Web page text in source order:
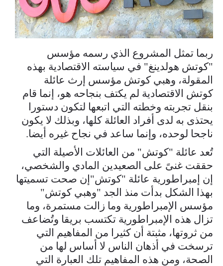
ربما تمثل المشروع الذي رسمه مؤسس
"كوتش هولدينغ" في سياسته الاقتصادية بهذه
المقولة، وهبي كوتش مؤسس إرث عائلة
كوتش الاقتصادية لم يكتف بنجاحه هو، إنما قام
بنقل تجربته وخطته التي اتبعها لتكون دستورا
يحتذى به لدى أفراد العائلة كلها، وبذلك لا يكون
ناجحا لوحده، وإنما ساعد في نجاح غيره أيضا.
تُعد عائلة "كوتش" من العائلات الأصيلة التي
حققت غنىً على الصعيدين المادي والشخصي،
إن إمبراطورية عائلة "كوتش"إن صحت تسميتها
بهذا الشكل بدأت منذ الجد "وهبي كوتش"
مؤسس الإمبراطورية وما زالت مستمرة، وما
تزال هذه الإمبراطورية تكتسب بريقا وتُضاعف
من ثروتها، مثبتة أن كثيرا من المفاهيم التي
ترسخت في أذهان الناس لا أساس لها من
الصحة، ومن هذه المفاهيم تلك العبارة التي